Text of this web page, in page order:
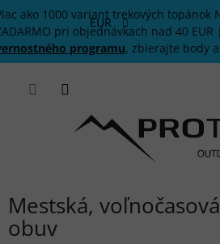
Prejsť
na
obsah
ako 1000 variant trekových topánok
pri objednávkach nad 40
programu, zbierajte body
EUR
Mestská,
obuv